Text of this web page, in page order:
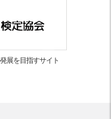
展を目指すサイト